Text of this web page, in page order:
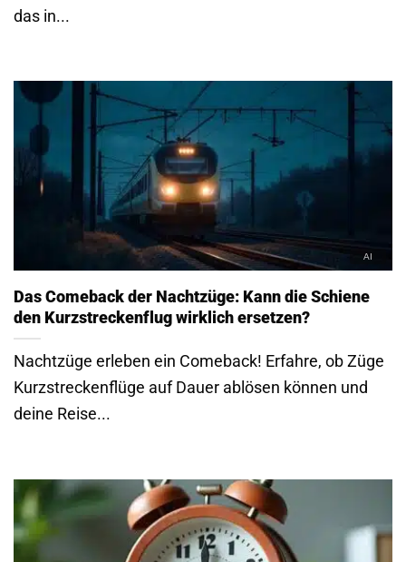
das in...
Das Comeback der Nachtzüge: Kann die Schiene
den Kurzstreckenflug wirklich ersetzen?
Nachtzüge erleben ein Comeback! Erfahre, ob Züge
Kurzstreckenflüge auf Dauer ablösen können und
deine Reise...